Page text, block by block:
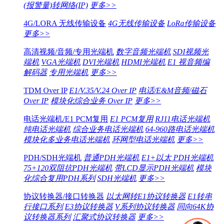
(报警量)转网络(IP) 更多>>
4G/LORA 无线传输设备 4G无线传输设备 LoRa传输设备
更多>>
高清视频/音频/专用光端机 数字音频光端机 SDI视频光
端机 VGA光端机 DVI光端机 HDMI光端机 E1 视音频编
解码器 专用光端机 更多>>
TDM Over IP E1/V.35/V.24 Over IP 电话/E&M音频/磁石
Over IP 模块化综合业务 Over IP 更多>>
电话光端机/E1 PCM复用 E1 PCM复用 RJ11电话光端机
纯电话光端机 综合业务电话光端机 64-960路电话光端机
模块化多业务电话光端机 环网型电话光端机 更多>>
PDH/SDH光端机 普通PDH光端机 E1+以太 PDH光端机
75+120双阻抗PDH光端机 带LCD显示PDH光端机 模块
化综合复用PDH系列 SDH光端机 更多>>
协议转换器/接口转换器 以太网转E1协议转换器 E1转串
行接口系列 E3协议转换器 V系列协议转换器 同向64K协
议转换器系列 汇聚式协议转换器 更多>>